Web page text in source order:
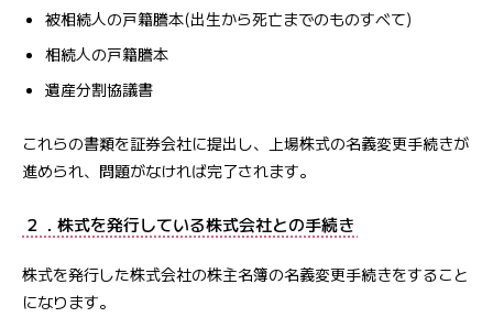
被相続人の戸籍謄本(出生から死亡までのものすべて)
相続人の戸籍謄本
遺産分割協議書
これらの書類を証券会社に提出し、上場株式の名義変更手続きが
進められ、問題がなければ完了されます。
２．株式を発行している株式会社との手続き
株式を発行した株式会社の株主名簿の名義変更手続きをすること
になります。